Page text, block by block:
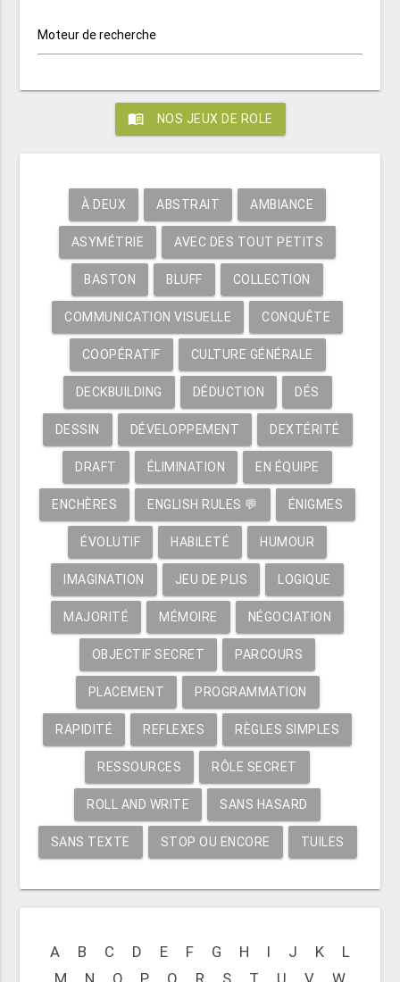
Moteur de recherche
menu_book NOS JEUX DE ROLE
À DEUX ABSTRAIT AMBIANCE
ASYMÉTRIE AVEC DES TOUT PETITS
BASTON BLUFF COLLECTION
COMMUNICATION VISUELLE CONQUÊTE
COOPÉRATIF CULTURE GÉNÉRALE
DECKBUILDING DÉDUCTION DÉS
DESSIN DÉVELOPPEMENT DEXTÉRITÉ
DRAFT ÉLIMINATION EN ÉQUIPE
ENCHÈRES ENGLISH RULES 💬 ÉNIGMES
ÉVOLUTIF HABILETÉ HUMOUR
IMAGINATION JEU DE PLIS LOGIQUE
MAJORITÉ MÉMOIRE NÉGOCIATION
OBJECTIF SECRET PARCOURS
PLACEMENT PROGRAMMATION
RAPIDITÉ REFLEXES RÈGLES SIMPLES
RESSOURCES RÔLE SECRET
ROLL AND WRITE SANS HASARD
SANS TEXTE STOP OU ENCORE TUILES
A B C D E F G H I J K
L